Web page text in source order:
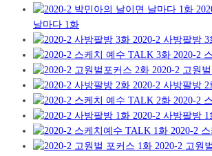
날마다 1화
2020-2 사방팔방 3
2020-2
2020-2 고원
2020-2 사방팔방 2
2020-2
2020-2 사방팔방 1
2020-2
2020-2 고원